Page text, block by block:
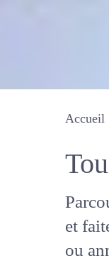
Accueil
mot-